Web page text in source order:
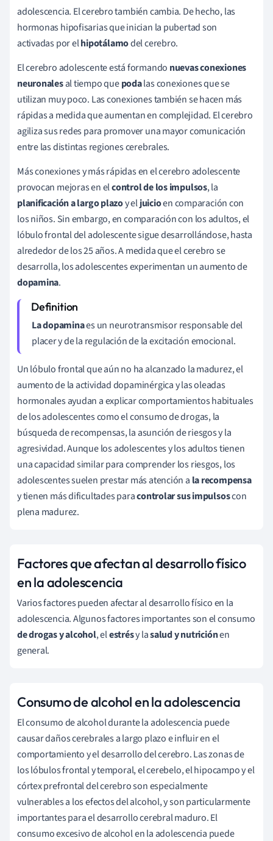
adolescencia. El cerebro también cambia. De hecho, las
hormonas hipofisarias que inician la pubertad son
activadas por elhipotálamodel cerebro.
El cerebro adolescente está formando nuevas conexiones
neuronalesal tiempo quepodalas conexiones que se
utilizan muy poco. Las conexiones también se hacen más
rápidas a medida que aumentan en complejidad. El cerebro
agiliza sus redes para promover una mayor comunicación
entre las distintas regiones cerebrales.
Más conexiones y más rápidas en el cerebro adolescente
provocan mejoras en elcontrol de los impulsos, la
planificación a largo plazoy eljuicioen comparación con
los niños. Sin embargo, en comparación con los adultos, el
lóbulo frontal del adolescente sigue desarrollándose, hasta
alrededor de los 25 años. A medida que el cerebro se
desarrolla, los adolescentes experimentan un aumento de
dopamina.
La dopaminaes un neurotransmisor responsable del
placer y de la regulación de la excitación emocional.
Un lóbulo frontal que aún no ha alcanzado la madurez, el
aumento de la actividad dopaminérgica y las oleadas
hormonales ayudan a explicar comportamientos habituales
de los adolescentes como el consumo de drogas, la
búsqueda de recompensas, la asunción de riesgos y la
agresividad. Aunque losadolescentes y los adultos tienen
una capacidad similar para comprender los riesgos, los
adolescentes suelen prestar más atención a la recompensa
y tienen más dificultades paracontrolar sus impulsoscon
plena madurez.
Factores que afectan al desarrollo físico
en la adolescencia
Varios factores pueden afectar al desarrollo físico en la
adolescencia. Algunos factores importantes son el consumo
de drogas y alcohol, elestrésy lasalud y nutriciónen
general.
Consumo de alcohol en la adolescencia
El consumo de alcohol durante la adolescencia puede
causar daños cerebrales a largo plazo e influir en el
comportamiento y el desarrollo del cerebro. Las zonas de
los lóbulos frontal y temporal, el cerebelo, el hipocampo y el
córtex prefrontal del cerebro son especialmente
vulnerables a los efectos del alcohol, y son particularmente
importantes para el desarrollo cerebral maduro. El
consumo excesivo de alcohol en la adolescencia puede